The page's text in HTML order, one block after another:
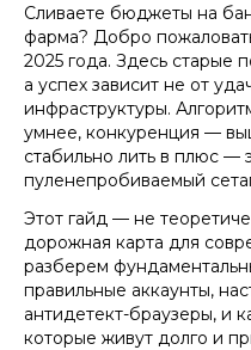
Сливаете бюджеты на
фарма? Добро
2025 года. Здесь старые
а успех зависит не от
инфраструктуры.
умнее, конкуренция —
стабильно лить в плюс —
пуленепробиваемый
Этот гайд — не
дорожная карта для
разберем
правильные аккаунты,
антидетект-браузеры, и
которые живут долго и